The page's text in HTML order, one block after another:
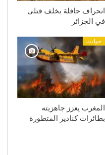
انحراف حافلة يخلف قتلى
في الجزائر
حوادث
المغرب يعزز جاهزيته
بطائرات كنادير المتطورة